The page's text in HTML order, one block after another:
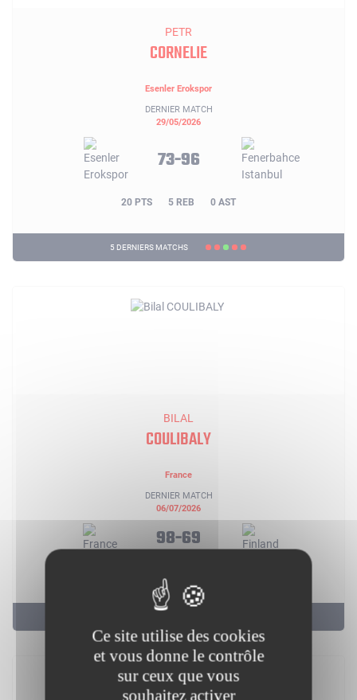
PETR
CORNELIE
Esenler Erokspor
DERNIER MATCH
29/05/2026
73-96
20 PTS 5 REB 0 AST
5 DERNIERS MATCHS
BILAL
COULIBALY
France
DERNIER MATCH
06/07/2026
98-69
Ce site utilise des cookies
et vous donne le contrôle
sur ceux que vous
souhaitez activer